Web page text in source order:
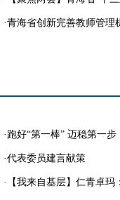
·青海省创新完善教师管理
· 跑好“第一棒” 迈稳第一步
·代表委员建言献策
· 【我来自基层】仁青卓